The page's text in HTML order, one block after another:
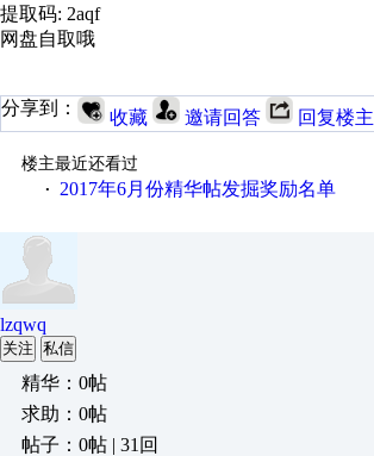
提取码: 2aqf
网盘自取哦
分享到： 收藏 邀请回答 回复楼主
楼主最近还看过
·
2017年6月份精华帖发掘奖励名单
lzqwq
关注 私信
精华：0帖
求助：0帖
帖子：0帖 | 31回